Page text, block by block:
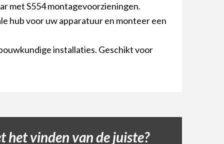
met S554 montagevoorzieningen.
hub voor uw apparatuur en monteer een
installaties. Geschikt voor
het vinden van de juiste?